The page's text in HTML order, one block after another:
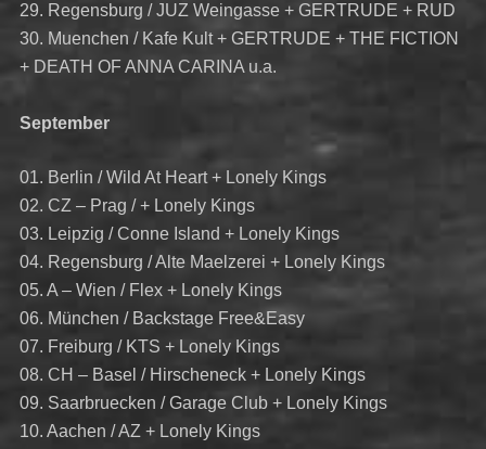
29. Regensburg / JUZ Weingasse + GERTRUDE + RUD
30. Muenchen / Kafe Kult + GERTRUDE + THE FICTION
+ DEATH OF ANNA CARINA u.a.
September
01. Berlin / Wild At Heart + Lonely Kings
02. CZ – Prag / + Lonely Kings
03. Leipzig / Conne Island + Lonely Kings
04. Regensburg / Alte Maelzerei + Lonely Kings
05. A – Wien / Flex + Lonely Kings
06. München / Backstage Free&Easy
07. Freiburg / KTS + Lonely Kings
08. CH – Basel / Hirscheneck + Lonely Kings
09. Saarbruecken / Garage Club + Lonely Kings
10. Aachen / AZ + Lonely Kings